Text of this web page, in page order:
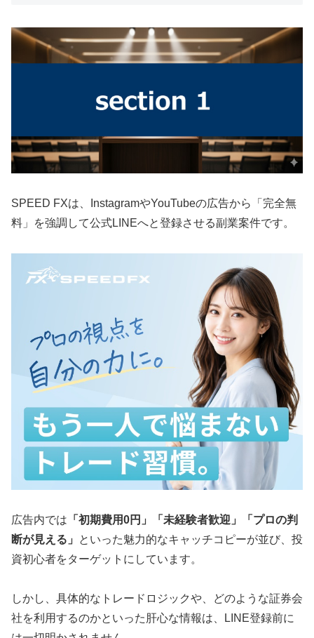
SPEED FXは、InstagramやYouTubeの広告から「完全無
料」を強調して公式LINEへと登録させる副業案件です。
広告内では 「初期費用0円」「未経験者歓迎」「プロの判
断が見える」
といった魅力的なキャッチコピーが並び、投
資初心者をターゲットにしています。
しかし、具体的なトレードロジックや、どのような証券会
社を利用するのかといった肝心な情報は、LINE登録前に